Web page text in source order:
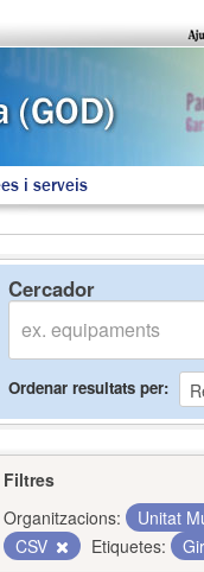
i serveis
Cercador
Ordenar resultats per
Filtres
Organitzacions:
Unitat
CSV
Etiquetes: